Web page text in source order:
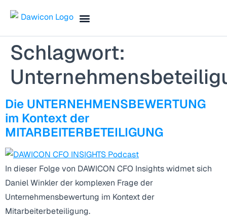
Schlagwort:
Die UNTERNEHMENSBEWERTUNG
im Kontext der
MITARBEITERBETEILIGUNG
In dieser Folge von DAWICON CFO Insights widmet sich
Daniel Winkler der komplexen Frage der
Unternehmensbewertung im Kontext der
Mitarbeiterbeteiligung.